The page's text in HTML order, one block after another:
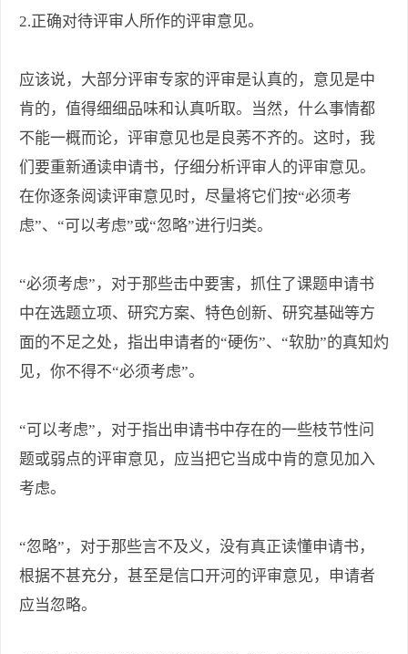
2.正确对待评审人所作的评审意见。
应该说，大部分评审专家的评审是认真的，意见是中
肯的，值得细细品味和认真听取。当然，什么事情都
不能一概而论，评审意见也是良莠不齐的。这时，我
们要重新通读申请书，仔细分析评审人的评审意见。
在你逐条阅读评审意见时，尽量将它们按“必须考
虑”、“可以考虑”或“忽略”进行归类。
“必须考虑”，对于那些击中要害，抓住了课题申请书
中在选题立项、研究方案、特色创新、研究基础等方
面的不足之处，指出申请者的“硬伤”、“软肋”的真知灼
见，你不得不“必须考虑”。
“可以考虑”，对于指出申请书中存在的一些枝节性问
题或弱点的评审意见，应当把它当成中肯的意见加入
考虑。
“忽略”，对于那些言不及义，没有真正读懂申请书，
根据不甚充分，甚至是信口开河的评审意见，申请者
应当忽略。